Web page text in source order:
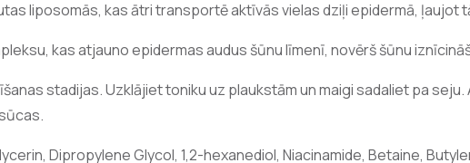
liposomās, kas ātri transportē aktīvās vielas dziļi epidermā, ļaujot
kas atjauno epidermas audus šūnu līmenī, novērš šūnu
stadijas. Uzklājiet toniku uz plaukstām un maigi sadaliet pa
Dipropylene Glycol, 1,2-hexanediol, Niacinamide, Betaine,